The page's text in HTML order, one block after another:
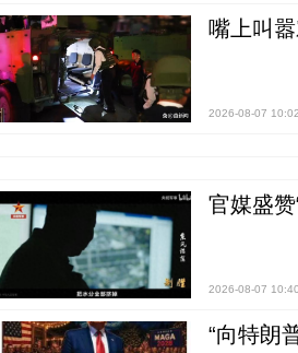
嘴上叫
2026-08-07
官媒盛
2026-08-07
“向特朗